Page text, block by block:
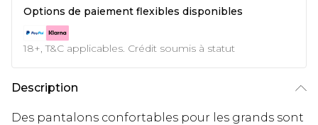
Options de paiement flexibles disponibles
18+, T&C applicables. Crédit soumis à statut
Description
Des pantalons confortables pour les grands sont